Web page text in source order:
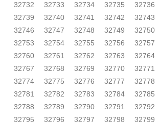
32732
32733 32734 32735 32736
32739
32740 32741 32742 32743
32746
32747 32748 32749 32750
32753
32754 32755 32756 32757
32760
32761 32762 32763 32764
32767
32768 32769 32770 32771
32774
32775 32776 32777 32778
32781
32782 32783 32784 32785
32788
32789 32790 32791 32792
32795
32796 32797 32798 32799